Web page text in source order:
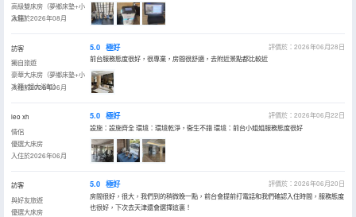
高級雙床房（夢鄉床墊+小
冰箱）
入住於2026年08月
訪客
獨自旅遊
豪華大床房（夢鄉床墊+小
冰箱+超大浴缸）
入住於2026年06月
5.0 極好
評價於：2026年06月28日
前台服務態度很好，很專業，房間很舒適，去附近景點都比較近
leo xh
情侶
優選大床房
入住於2026年06月
5.0 極好
評價於：2026年06月22日
設施：設施齊全 環境：環境乾淨，衞生不錯 環境：前台小姐姐服務態度很好
訪客
與好友旅遊
優選大床房
5.0 極好
評價於：2026年06月20日
房間很好，很大，我們到的稍微晚一點，前台會提前打電話和我們確認入住時間，服務態度
也很好，下次去天津還會選擇這裏！